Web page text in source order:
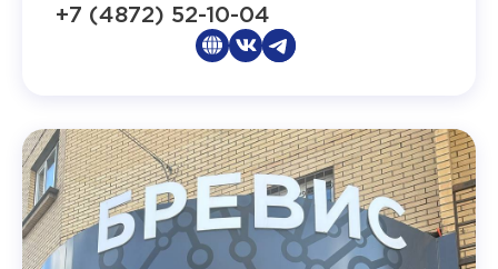
+7 (4872) 52-10-04